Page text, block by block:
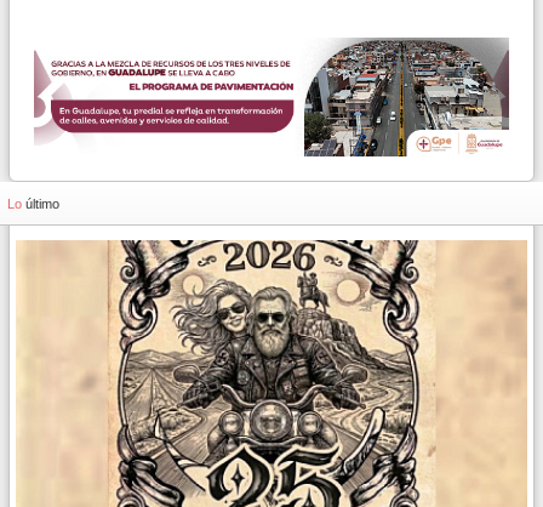
Lo último